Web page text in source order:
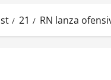
st 21 RN lanza